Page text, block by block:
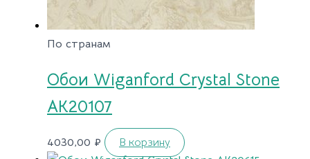
По странам
Обои Wiganford Crystal Stone
AK20107
4030,00 ₽ В корзину